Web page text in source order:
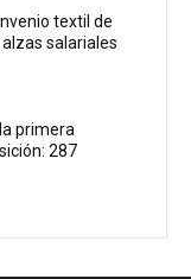
textil de
salariales
primera
287